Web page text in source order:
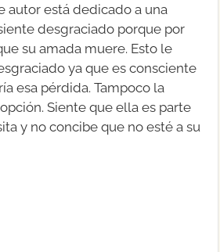
autor está dedicado a una
desgraciado porque por
su amada muere. Esto le
ya que es consciente
esa pérdida. Tampoco la
Siente que ella es parte
y no concibe que no esté a su